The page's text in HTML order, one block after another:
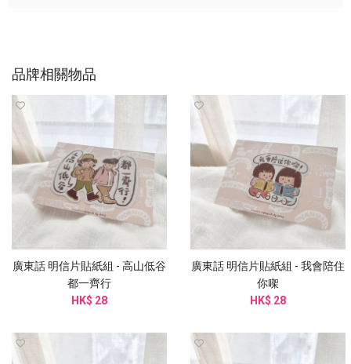
品牌相關物品
廣東話 明信片貼紙組 - 高山低谷
都一齊行
HK$ 28
廣東話 明信片貼紙組 - 我會陪住
你㗎
HK$ 28